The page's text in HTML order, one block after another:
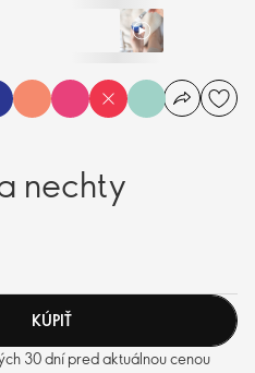
nechty
KÚPIŤ
30 dní pred aktuálnou cenou